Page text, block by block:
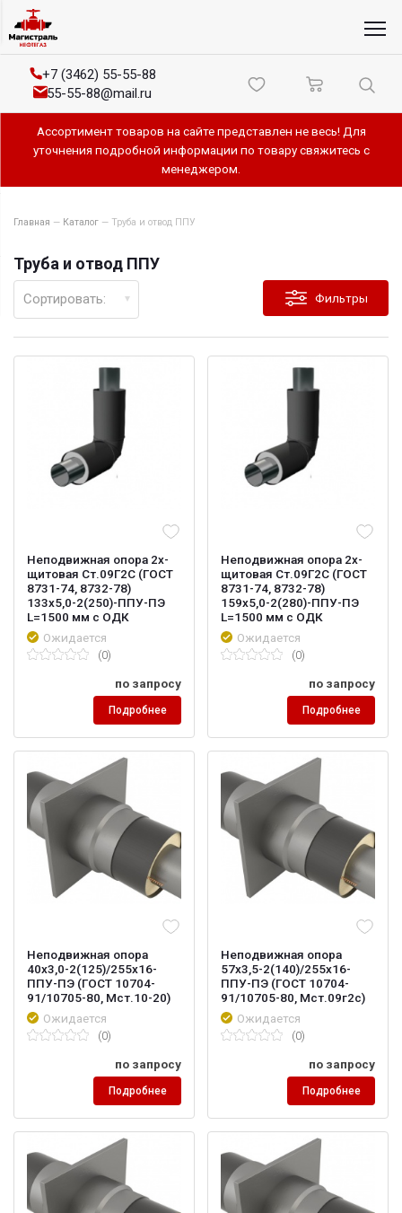
+7 (3462) 55-55-88
55-55-88@mail.ru
Ассортимент товаров на сайте представлен не весь! Для
уточнения подробной информации по товару свяжитесь с
менеджером.
Главная — Каталог — Труба и отвод ППУ
Труба и отвод ППУ
Фильтры
Сортировать:
Неподвижная опора 2х-
щитовая Ст.09Г2С (ГОСТ
8731-74, 8732-78)
133х5,0-2(250)-ППУ-ПЭ
L=1500 мм с ОДК
Ожидается
(0)
по запросу
Подробнее
Неподвижная опора 2х-
щитовая Ст.09Г2С (ГОСТ
8731-74, 8732-78)
159х5,0-2(280)-ППУ-ПЭ
L=1500 мм с ОДК
Ожидается
(0)
по запросу
Подробнее
Неподвижная опора
40х3,0-2(125)/255х16-
ППУ-ПЭ (ГОСТ 10704-
91/10705-80, Мст.10-20)
Ожидается
(0)
по запросу
Подробнее
Неподвижная опора
57х3,5-2(140)/255х16-
ППУ-ПЭ (ГОСТ 10704-
91/10705-80, Мст.09г2с)
Ожидается
(0)
по запросу
Подробнее